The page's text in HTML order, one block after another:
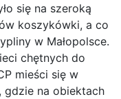
się na szeroką
koszykówki, a co
w Małopolsce.
chętnych do
mieści się w
gdzie na obiektach